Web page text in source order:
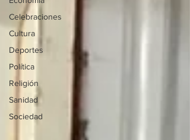
Celebraciones
Cultura
Deportes
Política
Religión
Sanidad
Sociedad